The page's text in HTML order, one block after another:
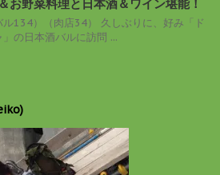
お野菜料理と日本酒＆ワイン堪能！
ル134）（肉店34） 久しぶりに、好み「ド
」の日本酒バルに訪問 ...